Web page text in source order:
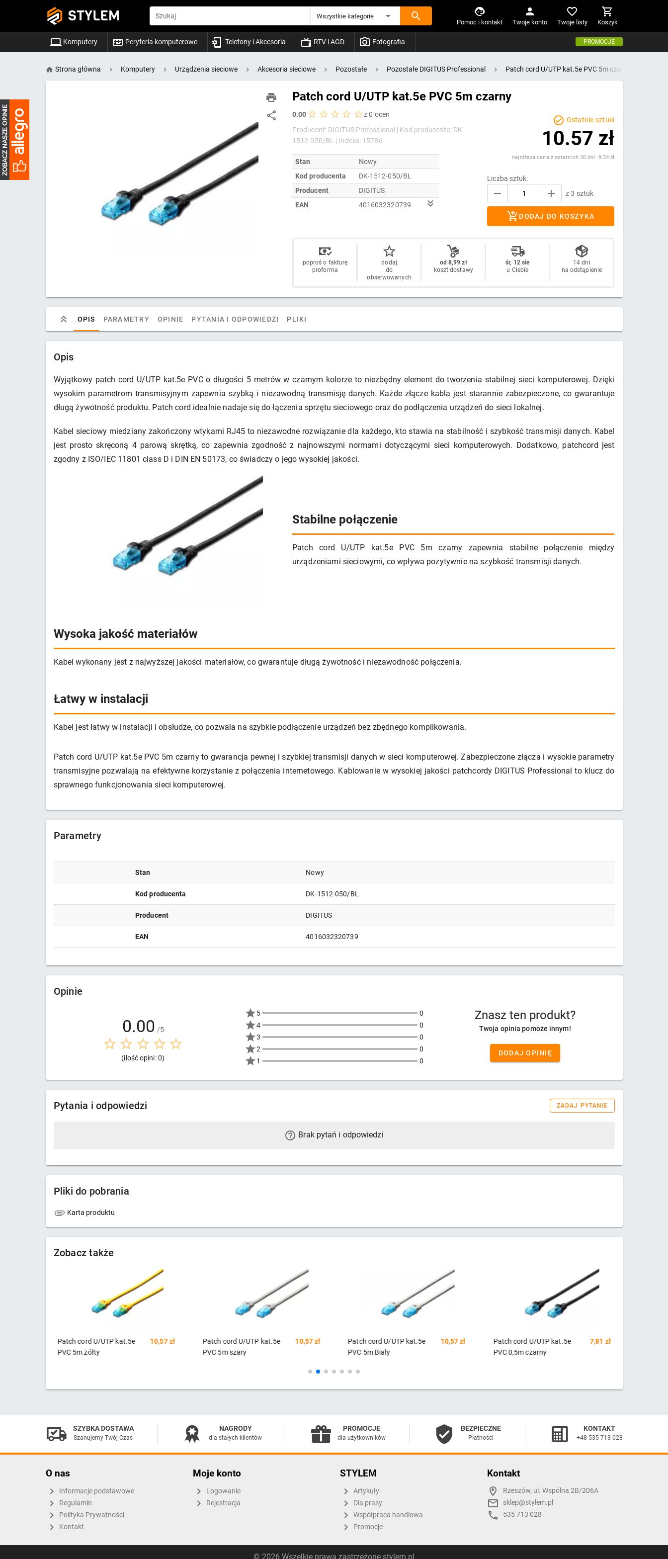
STYLEM Szukaj Wszystkie kategorie
Pomoc i kontakt Twoje konto Twoje listy Koszyk
Komputery Peryferia komputerowe Telefony i Akcesoria RTV i AGD Fotografia PROMOCJE
Strona główna Komputery Urządzenia sieciowe Akcesoria sieciowe Pozostałe Pozostałe DIGITUS Professional Patch cord U/UTP kat.5e PVC 5m czarny
Patch cord U/UTP kat.5e PVC 5m czarny
0.00
z 0 ocen
Producent: DIGITUS Professional | Kod producenta: DK-
1512-050/BL | Indeks: 15786
Stan
Nowy
Kod producenta
DK-1512-050/BL
Producent
DIGITUS
EAN
4016032320739
Ostatnie sztuki
10.57 zł
najniższa cena z ostatnich 30 dni: 9.34 zł
Liczba sztuk:
z 3 sztuk
DODAJ DO KOSZYKA
poproś o fakturę
proforma
dodaj
do
obserwowanych
od 8,99 zł
koszt dostawy
śr, 12 sie
u Ciebie
14 dni
na odstąpienie
OPIS PARAMETRY OPINIE PYTANIA I ODPOWIEDZI PLIKI
Opis
Wyjątkowy patch cord U/UTP kat.5e PVC o długości 5 metrów w czarnym kolorze to niezbędny element do tworzenia stabilnej sieci komputerowej. Dzięki
wysokim parametrom transmisyjnym zapewnia szybką i niezawodną transmisję danych. Każde złącze kabla jest starannie zabezpieczone, co gwarantuje
długą żywotność produktu. Patch cord idealnie nadaje się do łączenia sprzętu sieciowego oraz do podłączenia urządzeń do sieci lokalnej.
Kabel sieciowy miedziany zakończony wtykami RJ45 to niezawodne rozwiązanie dla każdego, kto stawia na stabilność i szybkość transmisji danych. Kabel
jest prosto skręconą 4 parową skrętką, co zapewnia zgodność z najnowszymi normami dotyczącymi sieci komputerowych. Dodatkowo, patchcord jest
zgodny z ISO/IEC 11801 class D i DIN EN 50173, co świadczy o jego wysokiej jakości.
Stabilne połączenie
Patch cord U/UTP kat.5e PVC 5m czarny zapewnia stabilne połączenie między
urządzeniami sieciowymi, co wpływa pozytywnie na szybkość transmisji danych.
Wysoka jakość materiałów
Kabel wykonany jest z najwyższej jakości materiałów, co gwarantuje długą żywotność i niezawodność połączenia.
Łatwy w instalacji
Kabel jest łatwy w instalacji i obsłudze, co pozwala na szybkie podłączenie urządzeń bez zbędnego komplikowania.
Patch cord U/UTP kat.5e PVC 5m czarny to gwarancja pewnej i szybkiej transmisji danych w sieci komputerowej. Zabezpieczone złącza i wysokie parametry
transmisyjne pozwalają na efektywne korzystanie z połączenia internetowego. Kablowanie w wysokiej jakości patchcordy DIGITUS Professional to klucz do
sprawnego funkcjonowania sieci komputerowej.
Parametry
Stan Nowy
Kod producenta DK-1512-050/BL
Producent DIGITUS
EAN 4016032320739
Opinie
0.00 /5
(ilość opini: 0)
5
0
4
0
3
0
2
0
1
0
Znasz ten produkt?
Twoja opinia pomoże innym!
DODAJ OPINIĘ
Pytania i odpowiedzi ZADAJ PYTANIE
Brak pytań i odpowiedzi
Pliki do pobrania
Karta produktu
Zobacz także
Patch cord U/UTP kat.5e
PVC 5m szary
10,57 zł
Patch cord U/UTP kat.5e
PVC 5m Biały
10,57 zł
Patch cord U/UTP kat.5e
PVC 0,5m czarny
7,81 zł
Patch cord U/UTP kat.5e
PVC 1m czarny
8,13 zł
SZYBKA DOSTAWA
Szanujemy Twój Czas
NAGRODY
dla stałych klientów
PROMOCJE
dla użytkowników
BEZPIECZNE
Płatności
KONTAKT
+48 535 713 028
O nas
Informacje podstawowe
Regulamin
Polityka Prywatności
Kontakt
Moje konto
Logowanie
Rejestracja
STYLEM
Artykuły
Dla prasy
Współpraca handlowa
Promocje
Kontakt
Rzeszów, ul. Wspólna 2B/206A
sklep@stylem.pl
535 713 028
© 2026 Wszelkie prawa zastrzeżone stylem.pl